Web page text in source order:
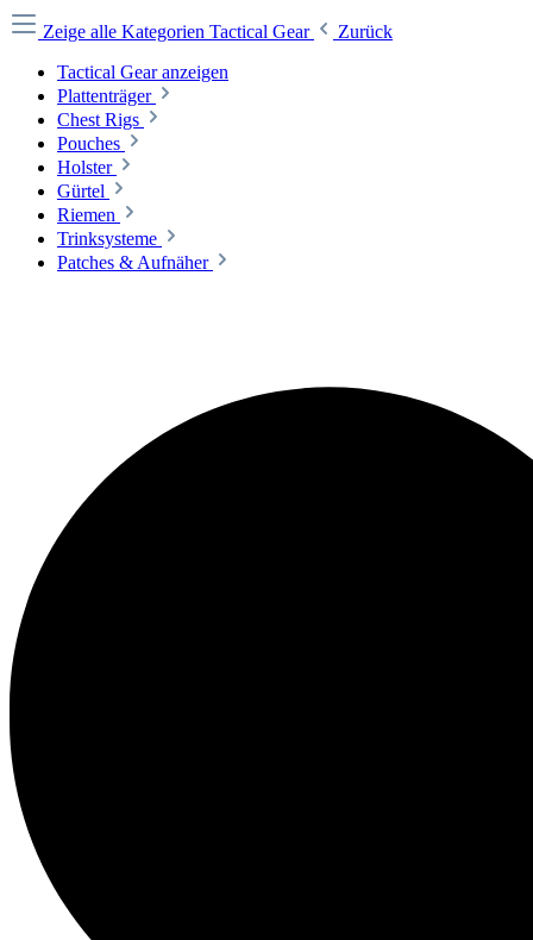
Zeige alle Kategorien Tactical Gear
Zurück
Tactical Gear anzeigen
Plattenträger
Chest Rigs
Pouches
Holster
Gürtel
Riemen
Trinksysteme
Patches & Aufnäher